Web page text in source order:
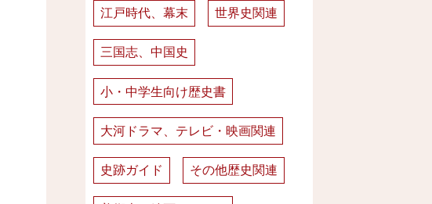
江戸時代、幕末 世界史関連
三国志、中国史
小・中学生向け歴史書
大河ドラマ、テレビ・映画関連
史跡ガイド その他歴史関連